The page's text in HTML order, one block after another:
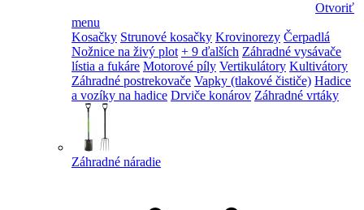
Otvoriť
menu
Kosačky Strunové kosačky Krovinorezy Čerpadlá
Nožnice na živý plot + 9 ďalších Záhradné vysávače
lístia a fukáre Motorové píly Vertikulátory Kultivátory
Záhradné postrekovače Vapky (tlakové čističe) Hadice
a vozíky na hadice Drviče konárov Záhradné vrtáky
Záhradné náradie